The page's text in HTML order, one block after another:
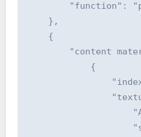
"function":
    },
    {
"content
            {